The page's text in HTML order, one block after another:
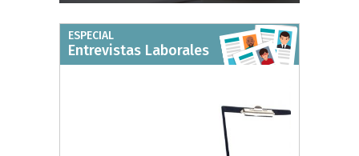
ESPECIAL
Entrevistas Laborales